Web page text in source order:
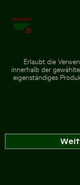
Biene bei der Bestäubung
von rosa Kirschblüten im
Frühling
Erlaubt die
innerhalb der
eigenständiges